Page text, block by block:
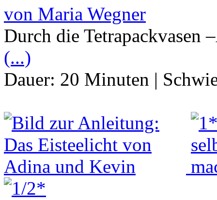
von Maria Wegner
Durch die Tetrapackvasen
(...)
Dauer: 20 Minuten |